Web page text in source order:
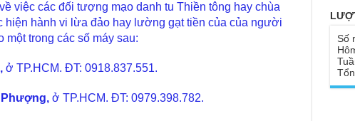
việc các đối tượng mạo danh tu Thiền tông hay chùa
hiện hành vi lừa đảo hay lường gạt tiền của của người
một trong các số máy sau:
ở TP.HCM. ĐT: 0918.837.551.
Phượng,ở TP.HCM. ĐT: 0979.398.782.
Tu
Số